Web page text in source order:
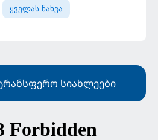
ყველას ნახვა
სიახლეები